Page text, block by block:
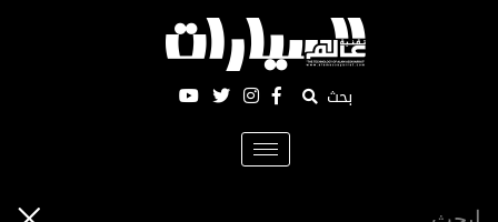
بحث
Toggle
navigation